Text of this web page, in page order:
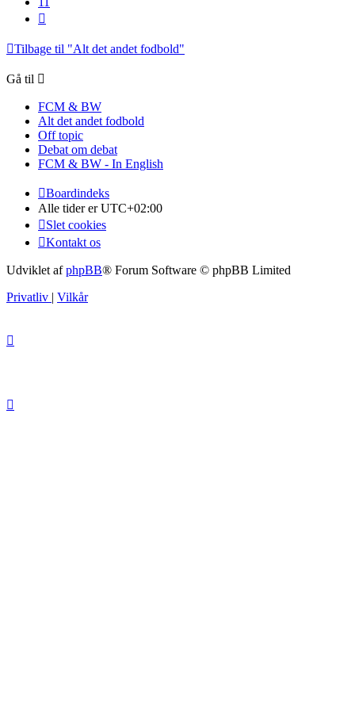
Tilbage til "Alt det andet fodbold"
Gå til
FCM & BW
Alt det andet fodbold
Off topic
Debat om debat
FCM & BW - In English
Boardindeks
Alle tider erUTC+02:00
Slet cookies
Kontakt os
Udviklet afphpBB® Forum Software © phpBB Limited
Privatliv | Vilkår